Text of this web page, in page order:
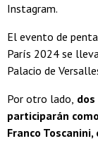
Instagram.
El evento de
París 2024 se
Palacio de
Por otro lado,
participarán
Franco